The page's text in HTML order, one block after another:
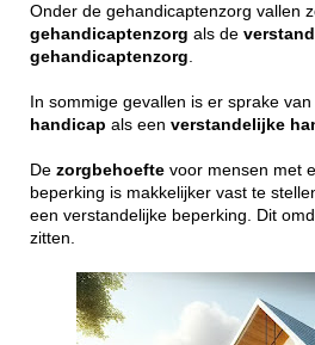
Onder de gehandicaptenzorg vallen
gehandicaptenzorg als de
gehandicaptenzorg
In sommige gevallen is er sprake van
handicap als een verstandelijke
De zorgbehoefte voor mensen met
beperking is makkelijker vast te
een verstandelijke beperking. Dit
zitten.